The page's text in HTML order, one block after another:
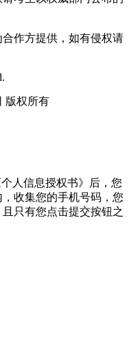
合作方提供，如有侵权请
版权所有
人信息授权书》后，您
收集您的手机号码，您
只有您点击提交按钮之